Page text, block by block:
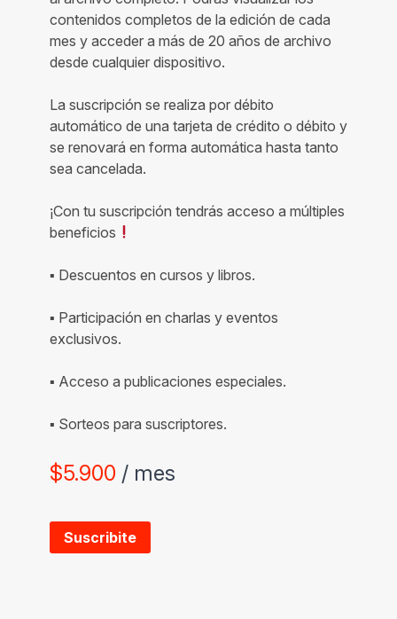
contenidos completos de la edición de cada
mes y acceder a más de 20 años de archivo
desde cualquier dispositivo.
La suscripción se realiza por débito
automático de una tarjeta de crédito o débito y
se renovará en forma automática hasta tanto
sea cancelada.
¡Con tu suscripción tendrás acceso a múltiples
beneficios
▪ Descuentos en cursos y libros.
▪ Participación en charlas y eventos
exclusivos.
▪ Acceso a publicaciones especiales.
▪ Sorteos para suscriptores.
$5.900 / mes
Suscribite